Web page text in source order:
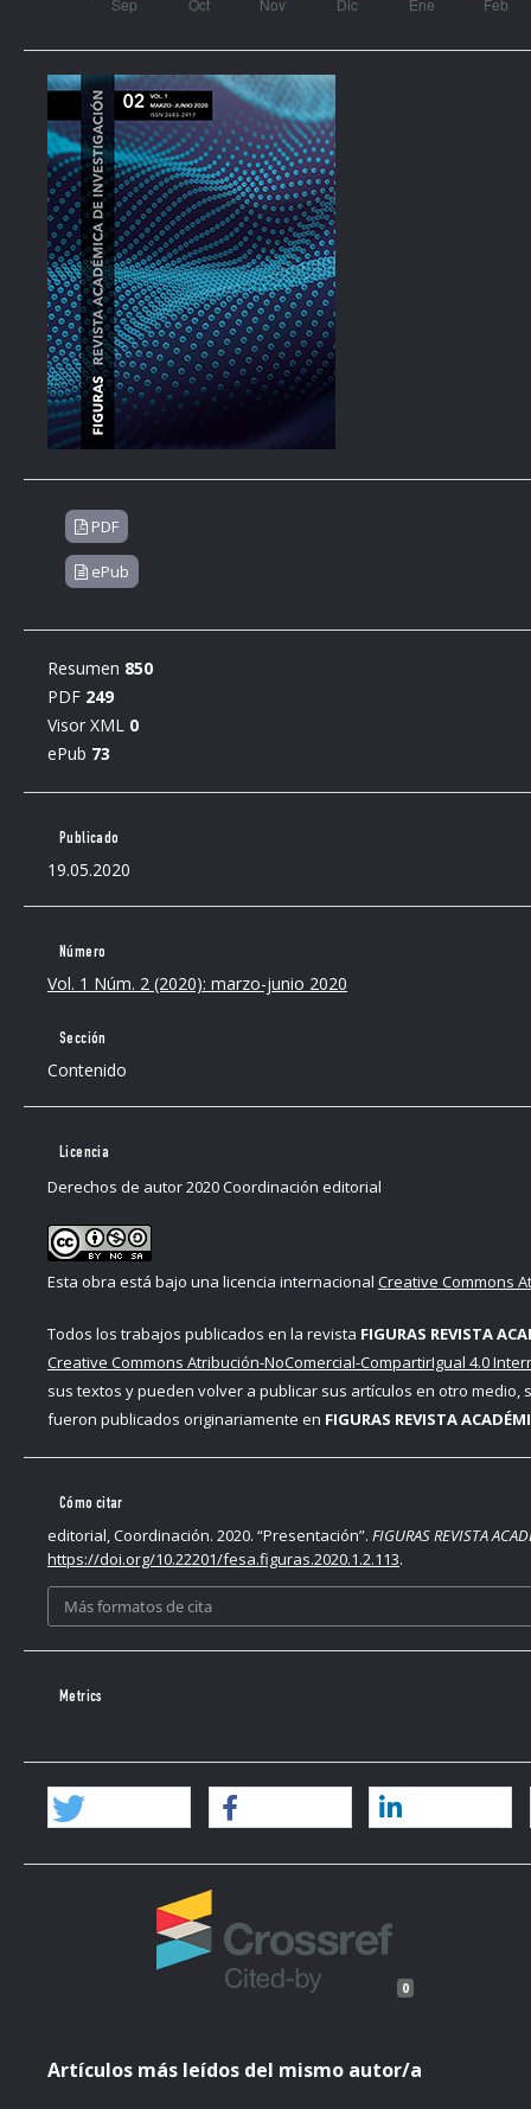
PDF
ePub
Resumen 850
PDF 249
Visor XML 0
ePub 73
Publicado
19.05.2020
Número
Vol. 1 Núm. 2 (2020): marzo-junio 2020
Sección
Contenido
Licencia
Derechos de autor 2020 Coordinación editorial
Esta obra está bajo una licencia internacional Creative Commons
Todos los trabajos publicados en la revista FIGURAS REVISTA
Creative Commons Atribución-NoComercial-CompartirIgual 4.0
sus textos y pueden volver a publicar sus artículos en otro
fueron publicados originariamente en FIGURAS REVISTA
Cómo citar
editorial, Coordinación. 2020. “Presentación”. FIGURAS REVISTA
https://doi.org/10.22201/fesa.figuras.2020.1.2.113.
Más formatos de cita
Metrics
0
Artículos más leídos del mismo autor/a